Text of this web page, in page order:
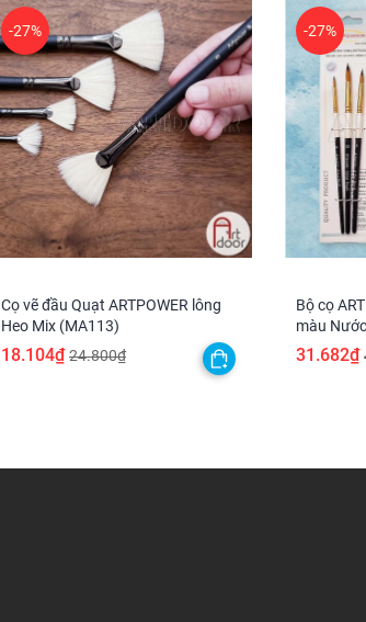
-27%
Cọ vẽ đầu Quạt ARTPOWER lông
Heo Mix (MA113)
18.104₫ 24.800₫
-27%
Bộ cọ
màu
tượng,
31.682₫